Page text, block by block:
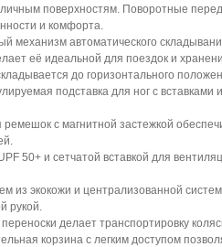
поверхностям. Поворотные
и комфорта.
механизм автоматического
её идеальной для поездок и
до горизонтального
подставка для ног с вставками
с магнитной застежкой
50+ и сетчатой вставкой для
из экокожи и централизованной
рукой.
делает транспортировку
корзина с легким доступом